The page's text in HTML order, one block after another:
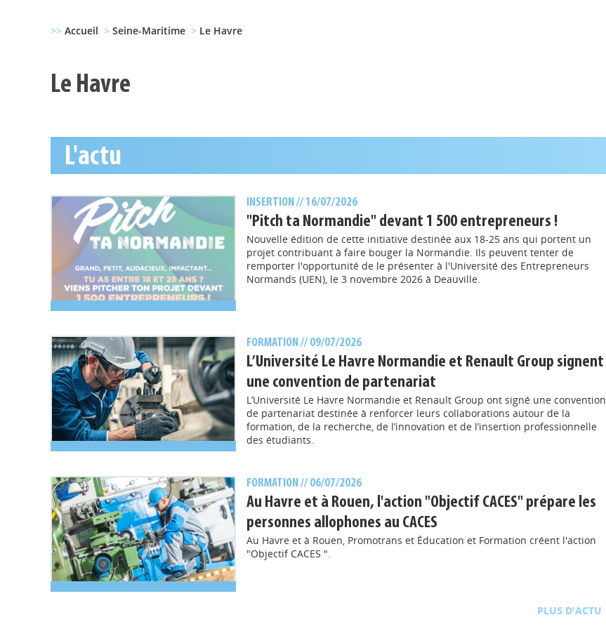
>> Accueil > Seine-Maritime > Le Havre
Le Havre
L'actu
INSERTION // 16/07/2026
"Pitch ta Normandie" devant 1 500 entrepreneurs !
Nouvelle édition de cette initiative destinée aux 18-25 ans qui portent un
projet contribuant à faire bouger la Normandie. Ils peuvent tenter de
remporter l'opportunité de le présenter à l'Université des Entrepreneurs
Normands (UEN), le 3 novembre 2026 à Deauville.
FORMATION // 09/07/2026
L’Université Le Havre Normandie et Renault Group signent
une convention de partenariat
L’Université Le Havre Normandie et Renault Group ont signé une convention
de partenariat destinée à renforcer leurs collaborations autour de la
formation, de la recherche, de l’innovation et de l’insertion professionnelle
des étudiants.
FORMATION // 06/07/2026
Au Havre et à Rouen, l'action "Objectif CACES" prépare les
personnes allophones au CACES
Au Havre et à Rouen, Promotrans et Éducation et Formation créent l'action
"Objectif CACES ".
D'ACTU